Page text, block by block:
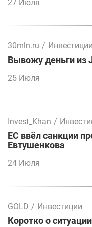
27 Июля
30mln.ru / Инвестиции
Вывожу деньги из
25 Июля
Invest_Khan /
ЕС ввёл санкции
Евтушенкова
24 Июля
GOLD / Инвестиции
Коротко о